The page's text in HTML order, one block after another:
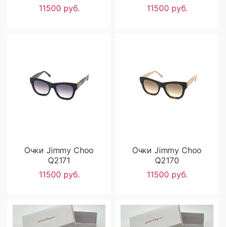
11500 руб.
11500 руб.
Очки Jimmy Choo
Q2171
11500 руб.
Очки Jimmy Choo
Q2170
11500 руб.